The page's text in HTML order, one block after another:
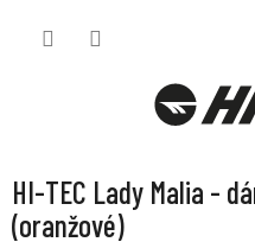
HI-TEC Lady Malia -
(oranžové)